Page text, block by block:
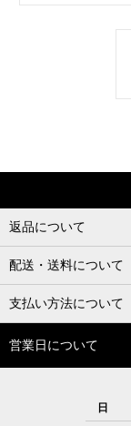
返品について
配送・送料について
支払い方法について
営業日について
日